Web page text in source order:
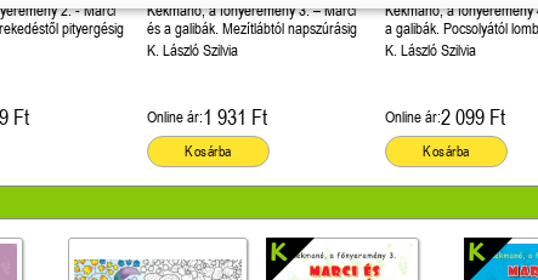
2. - Marci
pityergésig
Ft
Kékmanó, a főnyeremény 3. – Marci
és a galibák. Mezítlábtól napszúrásig
K. László Szilvia
Online ár:1 931 Ft
Kosárba
Kékmanó, a főnyeremény
a galibák. Pocsolyától
K. László Szilvia
Online ár:2 099 Ft
Kosárba